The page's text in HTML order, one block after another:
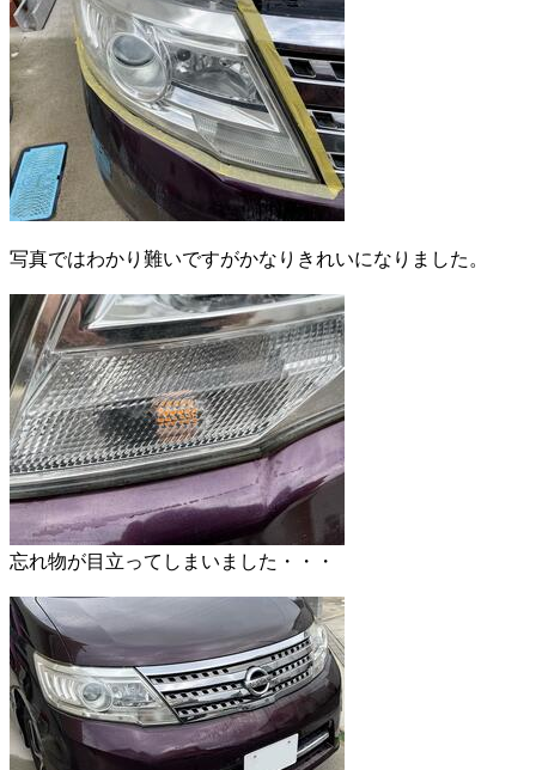
写真ではわかり難いですがかなりきれいになりました。
忘れ物が目立ってしまいました・・・